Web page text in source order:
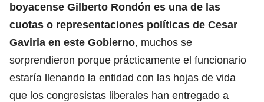
boyacense Gilberto Rondón es una de las
cuotas o representaciones políticas de Cesar
Gaviria en este Gobierno, muchos se
sorprendieron porque prácticamente el funcionario
estaría llenando la entidad con las hojas de vida
que los congresistas liberales han entregado a